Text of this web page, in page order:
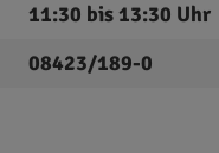
11:30 bis 13:30 Uhr
08423/189-0